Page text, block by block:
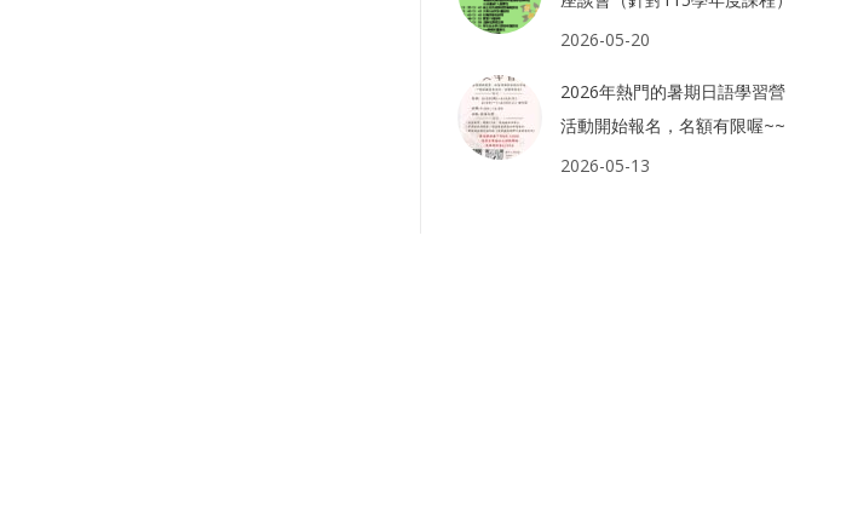
2026-05-20
2026年熱門的暑期日語學習營
活動開始報名，名額有限喔~~
2026-05-13